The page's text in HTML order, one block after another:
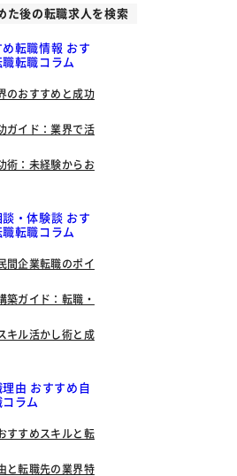
た後の転職求人を検索
転職情報 おす
転職コラム
のおすすめと成功
ガイド：業界で活
術：未経験からお
・体験談 おす
転職コラム
間企業転職のポイ
築ガイド：転職・
キル活かし術と成
由 おすすめ自
ラム
すすめスキルと転
と転職先の業界特